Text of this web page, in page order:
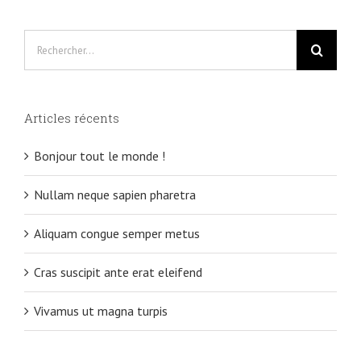
Articles récents
Bonjour tout le monde !
Nullam neque sapien pharetra
Aliquam congue semper metus
Cras suscipit ante erat eleifend
Vivamus ut magna turpis